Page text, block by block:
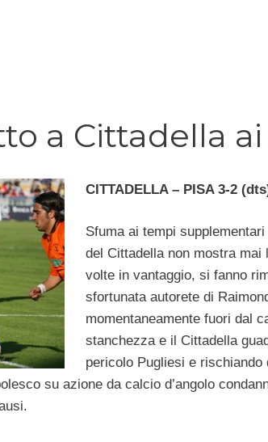
a Cittadella
CITTADELLA – PISA 3-2
Sfuma ai tempi
del Cittadella non mostra
volte in vantaggio, si fanno
sfortunata autorete di
momentaneamente fuori dal
stanchezza e il Cittadella
pericolo Pugliesi e
su azione da calcio d’angolo